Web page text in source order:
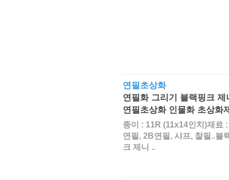
연필초상화
연필화 그리기 블랙핑크 제
연필초상화 인물화 초상화
종이 : 11R (11x14인치)재료
연필, 2B연필, 샤프, 찰필..블
크 제니 ..